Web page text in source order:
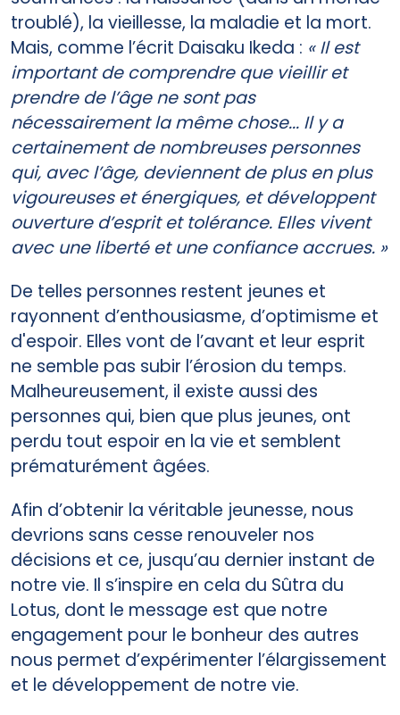
troublé), la vieillesse, la maladie et la mort.
Mais, comme l’écrit Daisaku Ikeda : « Il est
important de comprendre que vieillir et
prendre de l’âge ne sont pas
nécessairement la même chose... Il y a
certainement de nombreuses personnes
qui, avec l’âge, deviennent de plus en plus
vigoureuses et énergiques, et développent
ouverture d’esprit et tolérance. Elles vivent
avec une liberté et une confiance accrues. »
De telles personnes restent jeunes et
rayonnent d’enthousiasme, d’optimisme et
d'espoir. Elles vont de l’avant et leur esprit
ne semble pas subir l’érosion du temps.
Malheureusement, il existe aussi des
personnes qui, bien que plus jeunes, ont
perdu tout espoir en la vie et semblent
prématurément âgées.
Afin d’obtenir la véritable jeunesse, nous
devrions sans cesse renouveler nos
décisions et ce, jusqu’au dernier instant de
notre vie. Il s’inspire en cela du Sûtra du
Lotus, dont le message est que notre
engagement pour le bonheur des autres
nous permet d’expérimenter l’élargissement
et le développement de notre vie.